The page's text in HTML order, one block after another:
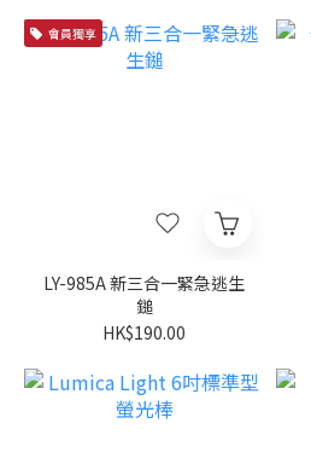
會員獨享
LY-985A 新三合一緊急逃生
鎚
HK$190.00